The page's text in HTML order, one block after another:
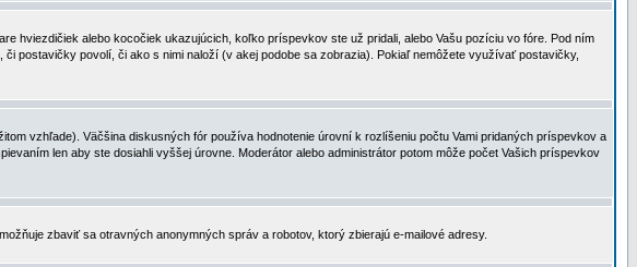
hviezdičiek alebo kocočiek ukazujúcich, koľko príspevkov ste už pridali, alebo Vašu pozíciu vo fóre. Pod ním
postavičky povolí, či ako s nimi naloží (v akej podobe sa zobrazia). Pokiaľ nemôžete využívať postavičky,
vzhľade). Väčšina diskusných fór používa hodnotenie úrovní k rozlíšeniu počtu Vami pridaných príspevkov a
len aby ste dosiahli vyššej úrovne. Moderátor alebo administrátor potom môže počet Vašich príspevkov
zbaviť sa otravných anonymných správ a robotov, ktorý zbierajú e-mailové adresy.